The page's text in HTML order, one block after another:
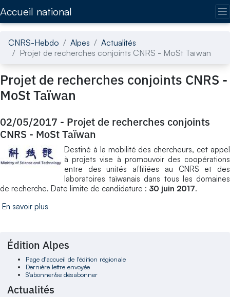
Accueil national
CNRS-Hebdo Alpes
Actualités
Projet de recherches conjoints CNRS - MoSt Taïwan
Projet de recherches conjoints CNRS -
MoSt Taïwan
02/05/2017 - Projet de recherches conjoints
CNRS - MoSt Taïwan
Destiné à la mobilité des chercheurs, cet appel
à projets vise à promouvoir des coopérations
entre des unités affiliées au CNRS et des
laboratoires taïwanais dans tous les domaines
de recherche. Date limite de candidature : 30 juin 2017.
En savoir plus
Édition Alpes
Page d'accueil de l'édition régionale
Dernière lettre envoyée
S'abonner/se désabonner
Actualités